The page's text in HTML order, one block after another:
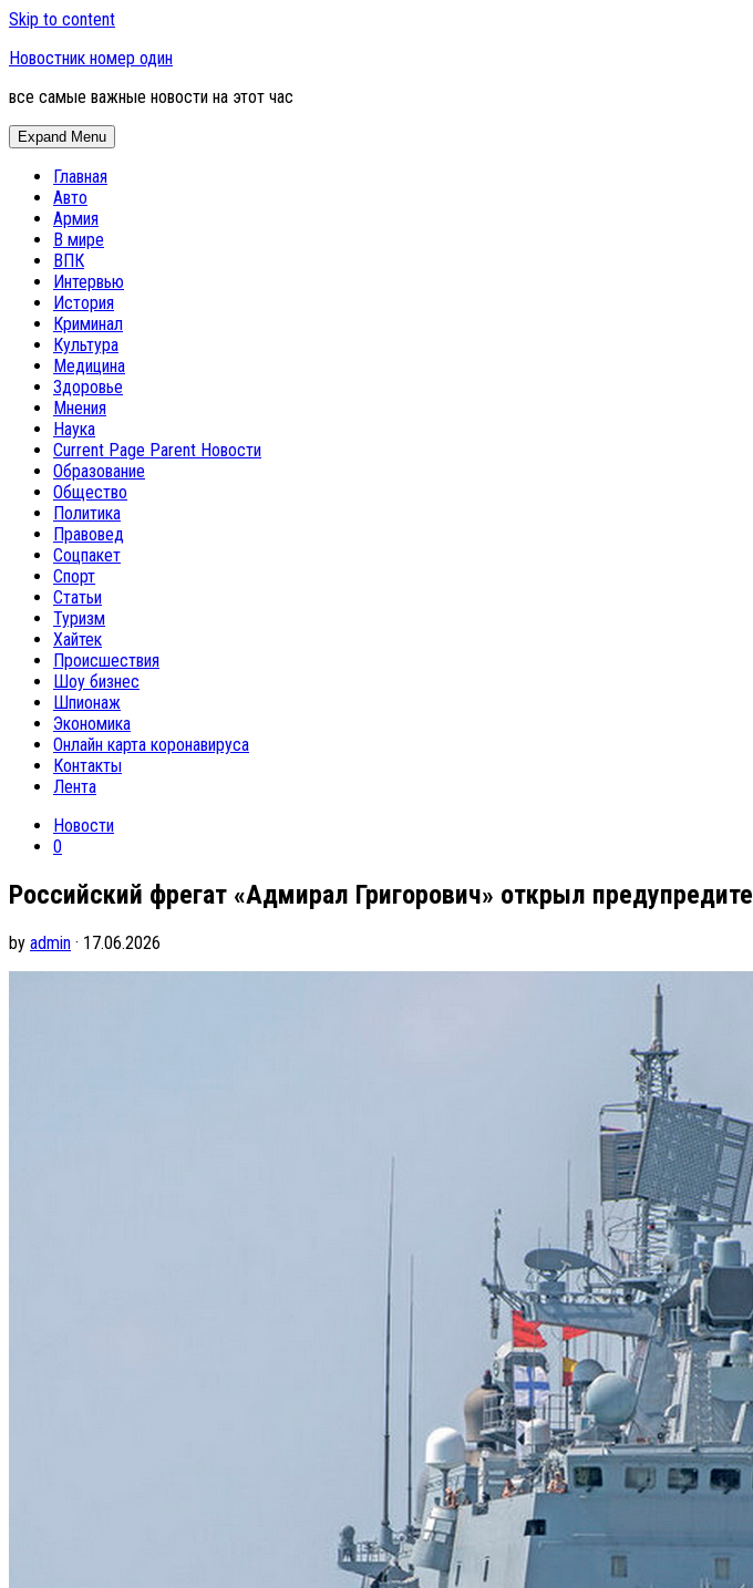
Skip to content
Новостник номер один
все самые важные новости на этот час
Expand Menu
Главная
Авто
Армия
В мире
ВПК
Интервью
История
Криминал
Культура
Медицина
Здоровье
Мнения
Наука
Current Page Parent Новости
Образование
Общество
Политика
Правовед
Соцпакет
Спорт
Статьи
Туризм
Хайтек
Происшествия
Шоу бизнес
Шпионаж
Экономика
Онлайн карта коронавируса
Контакты
Лента
Новости
0
Российский фрегат «Адмирал Григорович» открыл
by admin · 17.06.2026